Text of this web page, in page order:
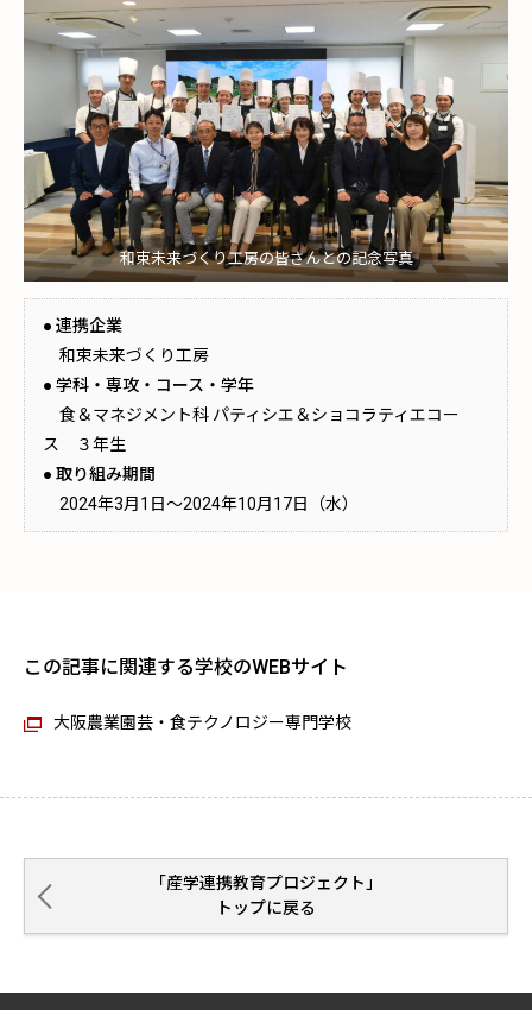
和束未来づくり工房の皆さんとの記念写真
● 連携企業
和束未来づくり工房
● 学科・専攻・コース・学年
食＆マネジメント科 パティシエ＆ショコラティエコー
ス ３年生
● 取り組み期間
2024年3月1日～2024年10月17日（水）
この記事に関連する学校のWEBサイト
大阪農業園芸・食テクノロジー専門学校
「産学連携教育プロジェクト」
トップに戻る